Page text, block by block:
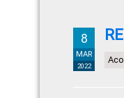
8
MAR
2022